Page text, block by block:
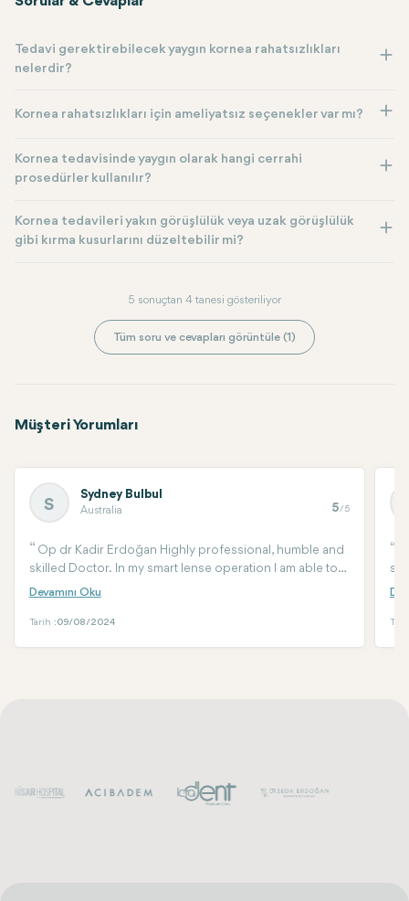
Tedavi gerektirebilecek yaygın kornea rahatsızlıkları
nelerdir?
Kornea rahatsızlıkları için ameliyatsız seçenekler var mı?
Kornea tedavisinde yaygın olarak hangi cerrahi
prosedürler kullanılır?
Kornea tedavileri yakın görüşlülük veya uzak görüşlülük
gibi kırma kusurlarını düzeltebilir mi?
5 sonuçtan 4 tanesi gösteriliyor
Tüm soru ve cevapları görüntüle (1)
Müşteri Yorumları
S
Sydney Bulbul
Australia 5/5
Op dr Kadir Erdoğan Highly professional, humble and
skilled Doctor. In my smart lense operation I am able to
see clearly without wearing my multifocal glasses.
Tarih :09/08/2024